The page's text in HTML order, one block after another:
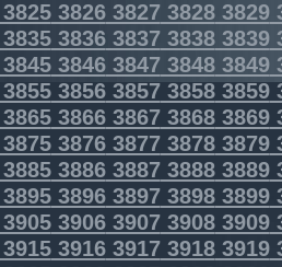
38263827 38283829
38363837 38383839
38463847 38483849
3856385738583859
3866386738683869
3876387738783879
3886388738883889
3896389738983899
3906390739083909
3916391739183919